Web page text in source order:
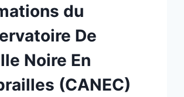
du
De
Noire En
(CANEC)